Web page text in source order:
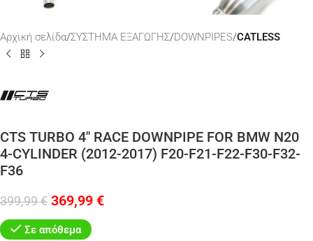
Αρχική σελίδα ΣΥΣΤΗΜΑ ΕΞΑΓΩΓΗΣ DOWNPIPES CATLESS
CTS TURBO 4″ RACE DOWNPIPE FOR BMW N20
4-CYLINDER (2012-2017) F20-F21-F22-F30-F32-
F36
399,99€ 369,99 €
Σε απόθεμα